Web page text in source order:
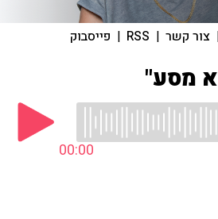
צור קשר |
RSS
| פייסבוק
מסע"
00:00